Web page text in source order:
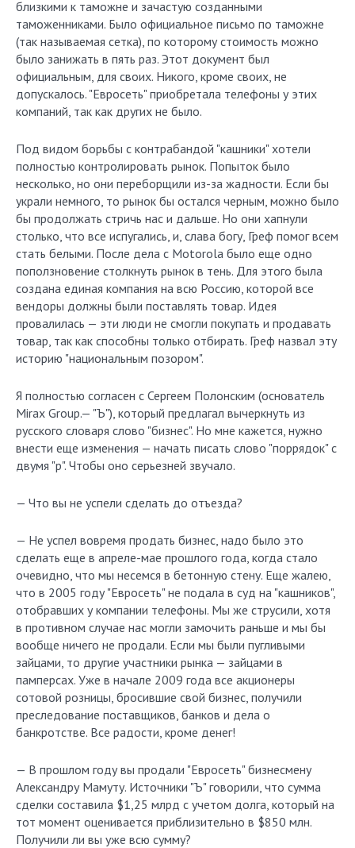
близкими к таможне и зачастую созданными
таможенниками. Было официальное письмо по таможне
(так называемая сетка), по которому стоимость можно
было занижать в пять раз. Этот документ был
официальным, для своих. Никого, кроме своих, не
допускалось. "Евросеть" приобретала телефоны у этих
компаний, так как других не было.
Под видом борьбы с контрабандой "кашники" хотели
полностью контролировать рынок. Попыток было
несколько, но они переборщили из-за жадности. Если бы
украли немного, то рынок бы остался черным, можно было
бы продолжать стричь нас и дальше. Но они хапнули
столько, что все испугались, и, слава богу, Греф помог всем
стать белыми. После дела с Motorola было еще одно
поползновение столкнуть рынок в тень. Для этого была
создана единая компания на всю Россию, которой все
вендоры должны были поставлять товар. Идея
провалилась — эти люди не смогли покупать и продавать
товар, так как способны только отбирать. Греф назвал эту
историю "национальным позором".
Я полностью согласен с Сергеем Полонским (основатель
Mirax Group.— "Ъ"), который предлагал вычеркнуть из
русского словаря слово "бизнес". Но мне кажется, нужно
внести еще изменения — начать писать слово "поррядок" с
двумя "р". Чтобы оно серьезней звучало.
— Что вы не успели сделать до отъезда?
— Не успел вовремя продать бизнес, надо было это
сделать еще в апреле-мае прошлого года, когда стало
очевидно, что мы несемся в бетонную стену. Еще жалею,
что в 2005 году "Евросеть" не подала в суд на "кашников",
отобравших у компании телефоны. Мы же струсили, хотя
в противном случае нас могли замочить раньше и мы бы
вообще ничего не продали. Если мы были пугливыми
зайцами, то другие участники рынка — зайцами в
памперсах. Уже в начале 2009 года все акционеры
сотовой розницы, бросившие свой бизнес, получили
преследование поставщиков, банков и дела о
банкротстве. Все радости, кроме денег!
— В прошлом году вы продали "Евросеть" бизнесмену
Александру Мамуту. Источники "Ъ" говорили, что сумма
сделки составила $1,25 млрд с учетом долга, который на
тот момент оценивается приблизительно в $850 млн.
Получили ли вы уже всю сумму?